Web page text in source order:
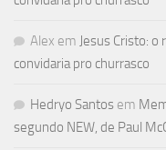
Alex em Jesus Cristo:
convidaria pro churrasco
Hedryo Santos em
segundo NEW, de Paul